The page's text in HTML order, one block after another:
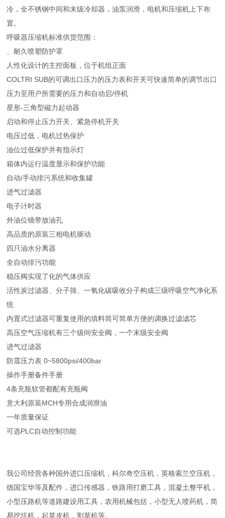
冷，全不锈钢中间和末级冷却器，油泵润滑，电机和压缩机上下布
置。
呼吸器压缩机标准供货范围：
、耐久喷塑防护罩
人性化设计的主控面板，位于机组正面
COLTRI SUB的可调出口压力的压力表和开关可快速简单的调节出口
压力至用户所需要的压力和自动启/停机
星形-三角型磁力起动器
启动和停止压力开关、紧急停机开关
电压过低，电机过热保护
油位过低保护并有指示灯
箱体内运行温度显示和保护功能
自动/手动排污系统和收集罐
进气过滤器
电子计时器
外油位镜带放油孔
高品质的原装三相电机驱动
四只油水分离器
全自动排污功能
稳压阀实现了化的气体供应
活性炭过滤器、分子筛、一氧化碳吸收分子构成三级呼吸空气净化系
统
内置式过滤器可重复使用的填料筒可简单方便的调换过滤滤芯
高压空气压缩机有三个级间安全阀，一个末级安全阀
进气过滤器
防震压力表 0~5800psi/400bar
操作手册备件手册
4条充瓶软管都配有充瓶阀
意大利原装MCH专用合成润滑油
一年质量保证
可选PLC自动控制功能
我公司经营各种国外进口压缩机，科尔奇空压机，英格索兰空压机，
德国宝华等及配件，进口传感器，铁路用打磨工具，混凝土整平机，
小型压路机等道路建设用工具，农用机械包括，小型无人喷药机，简
易挖坑机，起草皮机，割草机等。